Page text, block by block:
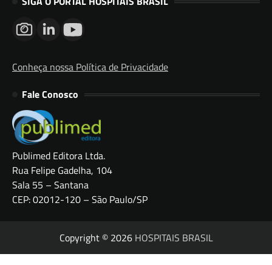
Conheça nossa Política de Privacidade
Fale Conosco
Publimed Editora Ltda.
Rua Felipe Gadelha, 104
Sala 55 – Santana
CEP: 02012-120 – São Paulo/SP
Copyright © 2026 HOSPITAIS BRASIL